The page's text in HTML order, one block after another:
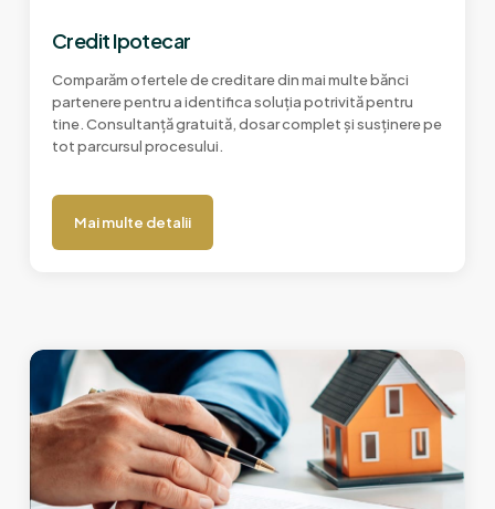
Credit Ipotecar
Comparăm ofertele de creditare din mai multe bănci
partenere pentru a identifica soluția potrivită pentru
tine. Consultanță gratuită, dosar complet și susținere pe
tot parcursul procesului.
Mai multe detalii